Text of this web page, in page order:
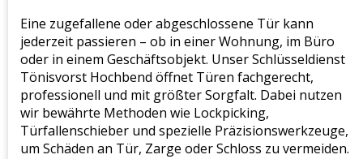
Eine zugefallene oder abgeschlossene Tür kann
jederzeit passieren – ob in einer Wohnung, im Büro
oder in einem Geschäftsobjekt. Unser Schlüsseldienst
Tönisvorst Hochbend öffnet Türen fachgerecht,
professionell und mit größter Sorgfalt. Dabei nutzen
wir bewährte Methoden wie Lockpicking,
Türfallenschieber und spezielle Präzisionswerkzeuge,
um Schäden an Tür, Zarge oder Schloss zu vermeiden.